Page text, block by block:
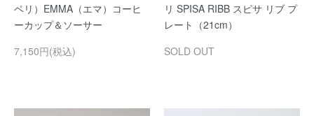
ベリ）EMMA（エマ）コーヒ
ーカップ＆ソーサー
7,150円(税込)
リ SPISA RIBB スピサ リブ プ
レート（21cm）
SOLD OUT